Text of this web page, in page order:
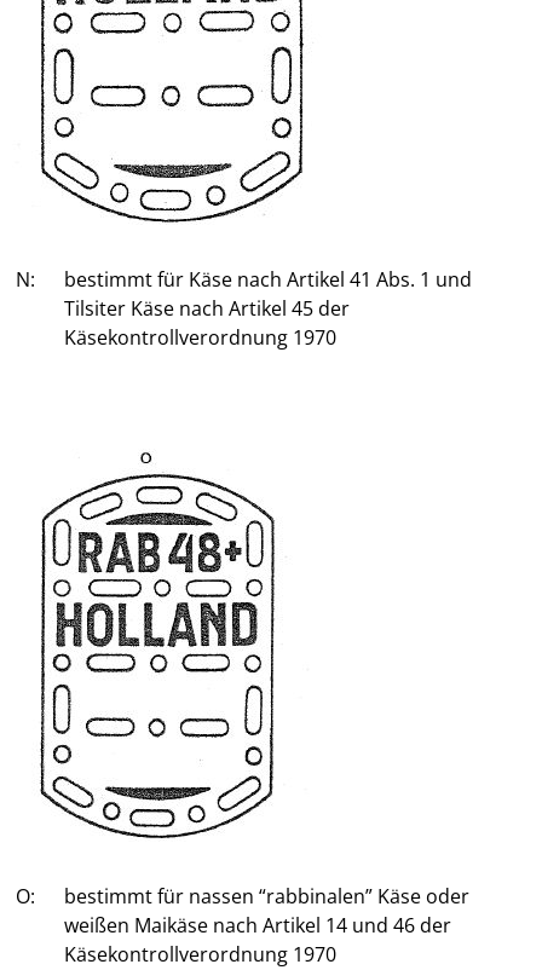
N:
bestimmt für Käse nach Artikel 41 Abs. 1 und
Tilsiter Käse nach Artikel 45 der
Käsekontrollverordnung 1970
O:
bestimmt für nassen “rabbinalen” Käse oder
weißen Maikäse nach Artikel 14 und 46 der
Käsekontrollverordnung 1970